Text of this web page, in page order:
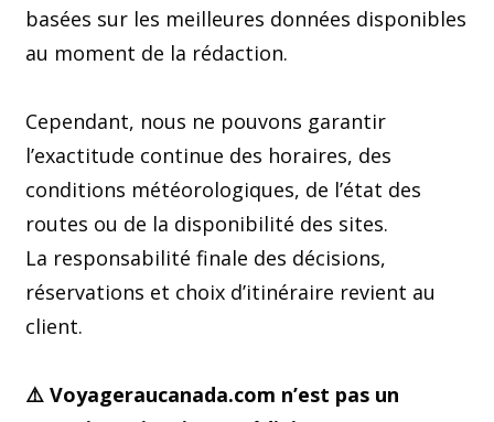
basées sur les meilleures données disponibles
au moment de la rédaction.
Cependant, nous ne pouvons garantir
l’exactitude continue des horaires, des
conditions météorologiques, de l’état des
routes ou de la disponibilité des sites.
La responsabilité finale des décisions,
réservations et choix d’itinéraire revient au
client.
⚠️ Voyageraucanada.com n’est pas un